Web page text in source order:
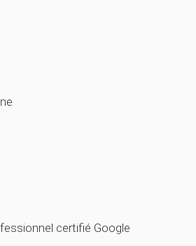
certifié Google